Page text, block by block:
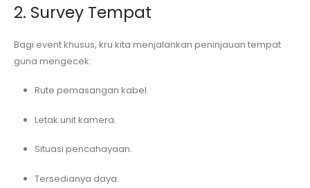
2. Survey Tempat
Bagi event khusus, kru kita menjalankan peninjauan tempat
guna mengecek:
Rute pemasangan kabel.
Letak unit kamera.
Situasi pencahayaan.
Tersedianya daya.